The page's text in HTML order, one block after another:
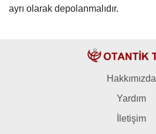
ayrı olarak depolanmalıdır.
Hakkımızda
Yardım
İletişim